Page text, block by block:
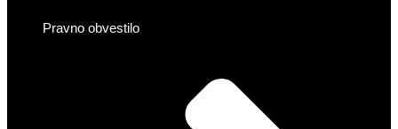
Pravno obvestilo